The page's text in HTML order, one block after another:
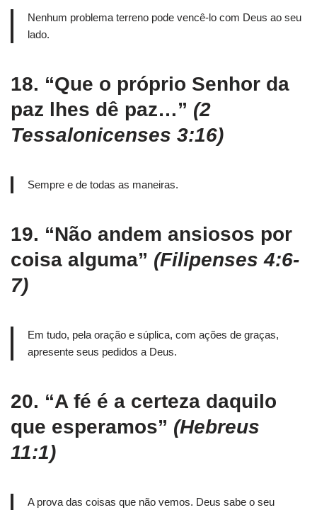
Nenhum problema terreno pode vencê-lo com Deus ao seu
lado.
18. “Que o próprio Senhor da
paz lhes dê paz…” (2
Tessalonicenses 3:16)
Sempre e de todas as maneiras.
19. “Não andem ansiosos por
coisa alguma” (Filipenses 4:6-
7)
Em tudo, pela oração e súplica, com ações de graças,
apresente seus pedidos a Deus.
20. “A fé é a certeza daquilo
que esperamos” (Hebreus
11:1)
A prova das coisas que não vemos. Deus sabe o seu